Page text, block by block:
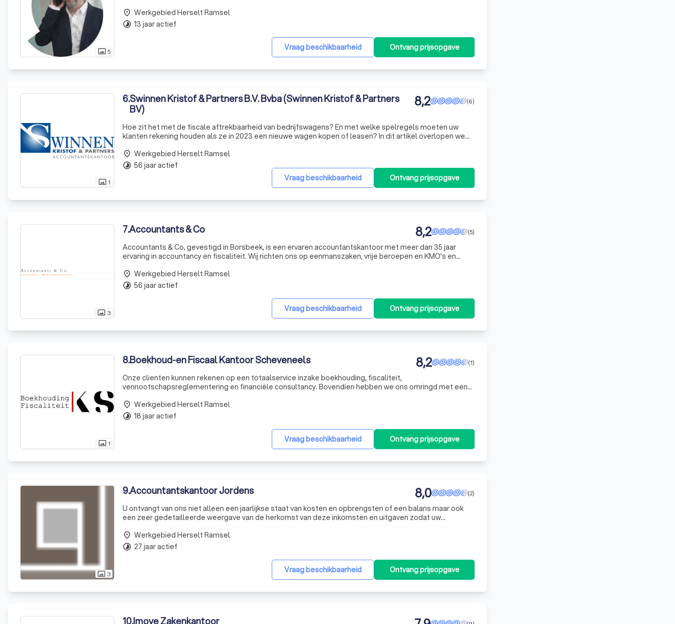
photo_size_select_actual5 Vraag beschikbaarheid Ontvang prijsopgave
place Werkgebied Herselt Ramsel
timelapse 13 jaar actief
photo_size_select_actual 1
6.Swinnen Kristof & Partners B.V. Bvba (Swinnen Kristof & Partners
BV)
(6)
8,2
Hoe zit het met de fiscale aftrekbaarheid van bedrijfswagens? En met welke spelregels moeten uw
klanten rekening houden als ze in 2023 een nieuwe wagen kopen of leasen? In dit artikel overlopen we
Vraag beschikbaarheid Ontvang prijsopgave
place Werkgebied Herselt Ramsel
timelapse 56 jaar actief
photo_size_select_actual 3
7.Accountants & Co (5)
8,2
Accountants & Co, gevestigd in Borsbeek, is een ervaren accountantskantoor met meer dan 35 jaar
ervaring in accountancy en fiscaliteit. Wij richten ons op eenmanszaken, vrije beroepen en KMO's en
belastingaang
Vraag beschikbaarheid Ontvang prijsopgave
place Werkgebied Herselt Ramsel
timelapse 56 jaar actief
photo_size_select_actual 1
8.Boekhoud-en Fiscaal Kantoor Scheveneels (1)
8,2
Onze clienten kunnen rekenen op een totaalservice inzake boekhouding, fiscaliteit,
vennootschapsreglementering en financiële consultancy. Bovendien hebben we ons omringd met een
verzekeringsmakelaars, f
Vraag beschikbaarheid Ontvang prijsopgave
place Werkgebied Herselt Ramsel
timelapse 18 jaar actief
photo_size_select_actual 3
9.Accountantskantoor Jordens (2)
8,0
U ontvangt van ons niet alleen een jaarlijkse staat van kosten en opbrengsten of een balans maar ook
een zeer gedetailleerde weergave van de herkomst van deze inkomsten en uitgaven zodat uw
beleidsinstr
Vraag beschikbaarheid Ontvang prijsopgave
place Werkgebied Herselt Ramsel
timelapse 27 jaar actief
10.Imove Zakenkantoor